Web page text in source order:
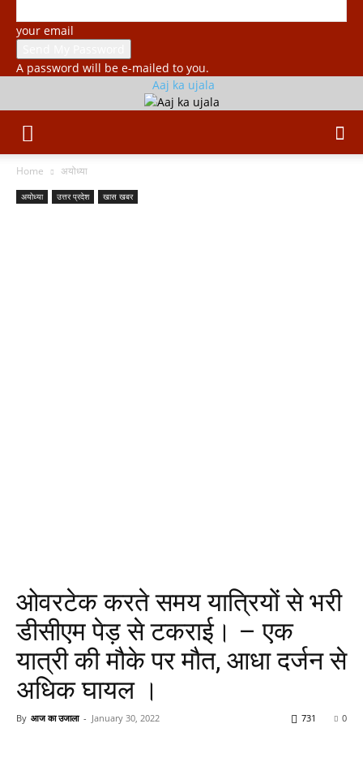
your email
A password will be e-mailed to you.
Aaj ka ujala
Home अयोध्या
अयोध्या उत्तर प्रदेश खास खबर
ओवरटेक करते समय यात्रियों से भरी
डीसीएम पेड़ से टकराई। – एक
यात्री की मौके पर मौत, आधा दर्जन से
अधिक घायल ।
By आज का उजाला - January 30, 2022 0
731